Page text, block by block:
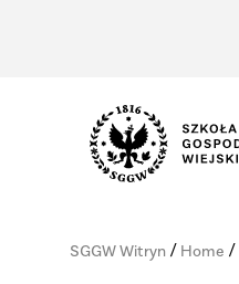
SGGW Witryn/ Home /